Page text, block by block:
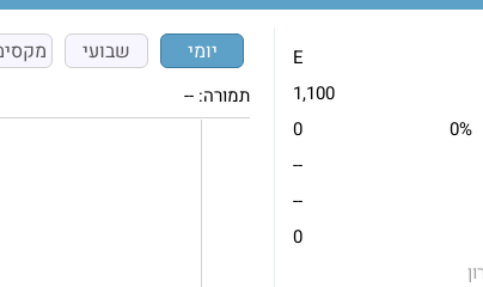
E
1,100
0%
0
--
--
0
יומי שבועי
תמורה: --